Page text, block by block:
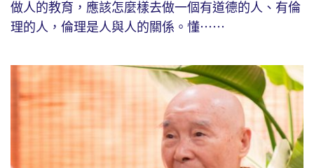
做人的教育，應該怎麼樣去做一個有道德的人、有倫
理的人，倫理是人與人的關係。懂⋯⋯